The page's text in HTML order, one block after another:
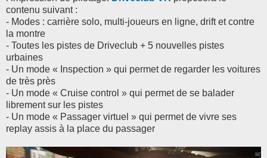
contenu suivant :
- Modes : carrière solo, multi-joueurs en ligne, drift et contre
la montre
- Toutes les pistes de Driveclub + 5 nouvelles pistes
urbaines
- Un mode « Inspection » qui permet de regarder les voitures
de très près
- Un mode « Cruise control » qui permet de se balader
librement sur les pistes
- Un mode « Passager virtuel » qui permet de vivre ses
replay assis à la place du passager